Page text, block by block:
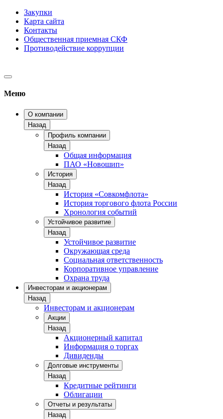
Закупки
Карта сайта
Контакты
Общественная приемная СКФ
Противодействие коррупции
Меню
О компании
Назад
Профиль компании
Назад
Общая информация
ПАО «Новошип»
История
Назад
История «Совкомфлота»
История торгового флота России
Хронология событий
Устойчивое развитие
Назад
Устойчивое развитие
Окружающая среда
Социальная ответственность
Корпоративное управление
Охрана труда
Инвесторам и акционерам
Назад
Инвесторам и акционерам
Акции
Назад
Акционерный капитал
Информация о торгах
Дивиденды
Долговые инструменты
Назад
Кредитные рейтинги
Облигации
Отчеты и результаты
Назад